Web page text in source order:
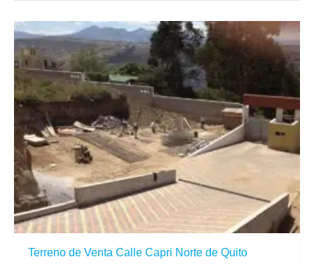
Terreno de Venta Calle Capri Norte de Quito